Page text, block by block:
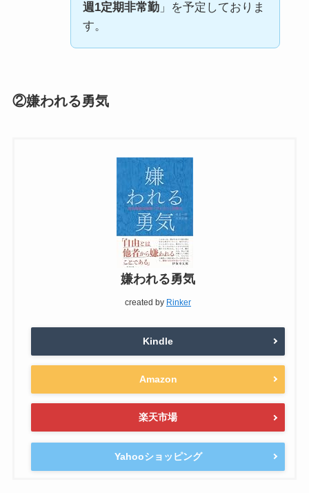
週1定期非常勤」を予定しておりま
す。
②嫌われる勇気
嫌われる勇気
created by Rinker
Kindle
Amazon
楽天市場
Yahooショッピング